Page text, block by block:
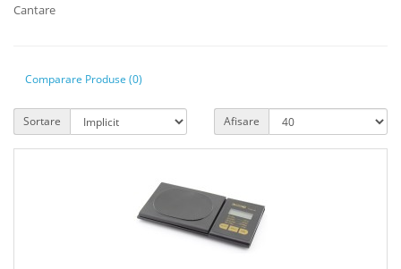
Cantare
Comparare Produse (0)
Sortare Afisare